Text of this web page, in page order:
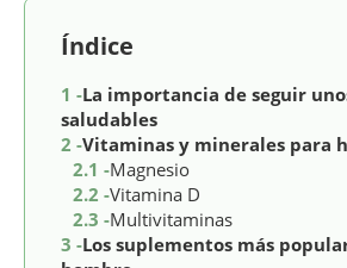
Índice
1 -La importancia de seguir
saludables
2 -Vitaminas y minerales para
2.1 -Magnesio
2.2 -Vitamina D
2.3 -Multivitaminas
3 -Los suplementos más